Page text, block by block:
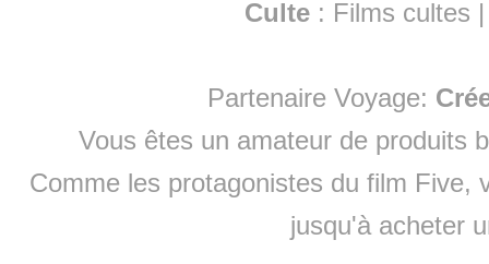
Culte : Films cultes
Partenaire Voyage:
Vous êtes un amateur de produits
Comme les protagonistes du film Five,
jusqu'à acheter